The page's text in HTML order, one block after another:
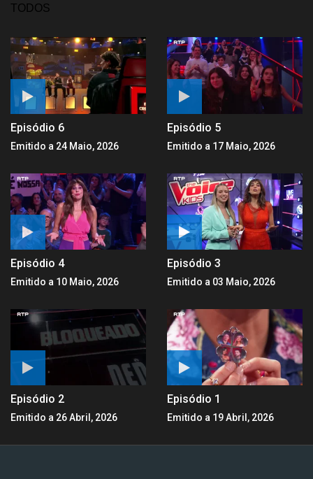
TODOS
Episódio 6
Emitido a 24 Maio, 2026
Episódio 5
Emitido a 17 Maio, 2026
Episódio 4
Emitido a 10 Maio, 2026
Episódio 3
Emitido a 03 Maio, 2026
Episódio 2
Emitido a 26 Abril, 2026
Episódio 1
Emitido a 19 Abril, 2026